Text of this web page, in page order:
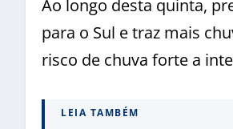
Ao longo desta quinta,
para o Sul e traz mais
risco de chuva forte a
LEIA TAMBÉM